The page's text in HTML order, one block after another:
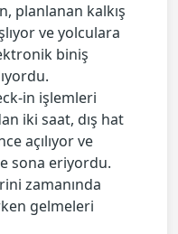
planlanan kalkış
ve yolculara
biniş
in işlemleri
iki saat, dış hat
açılıyor ve
sona eriyordu.
zamanında
gelmeleri